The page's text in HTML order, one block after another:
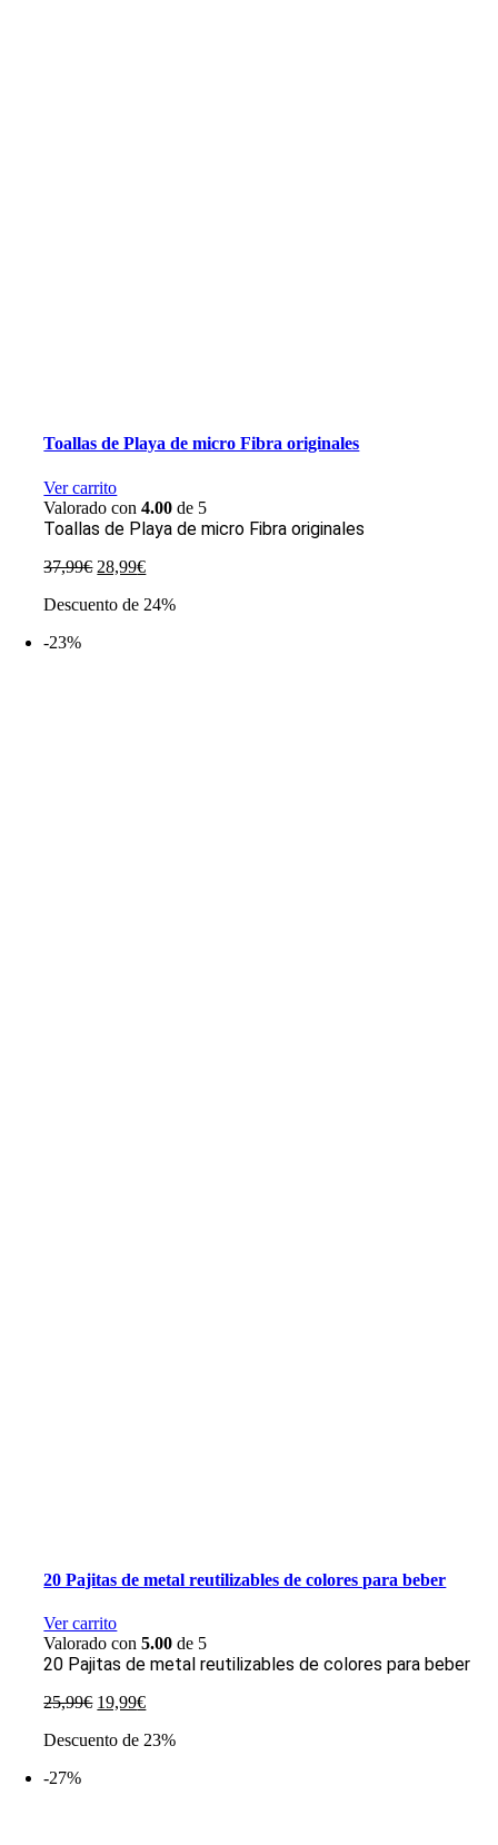
Toallas de Playa de micro Fibra originales
Ver carrito
Valorado con4.00 de 5
Toallas de Playa de micro Fibra originales
37,99€ El
original
28,99€El
actual
Descuento de 24%
-23%
20 Pajitas de metal reutilizables de colores para beber
Ver carrito
Valorado con5.00 de 5
20 Pajitas de metal reutilizables de colores para beber
25,99€ El
original
19,99€El
actual
Descuento de 23%
-27%